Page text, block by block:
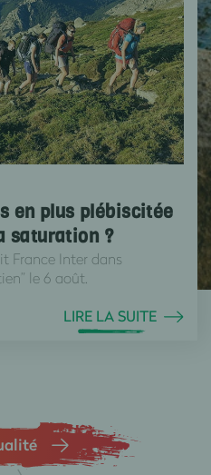
en plus plébiscitée
saturation ?
France Inter dans
le 6 août.
LIRE LA SUITE